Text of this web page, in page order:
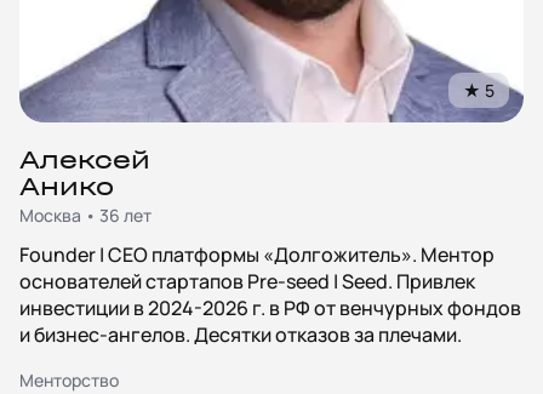
★ 5
Алексей
Анико
Москва • 36 лет
Founder | CEO платформы «Долгожитель». Ментор
основателей стартапов Pre-seed | Seed. Привлек
инвестиции в 2024-2026 г. в РФ от венчурных фондов
и бизнес-ангелов. Десятки отказов за плечами.
Менторство